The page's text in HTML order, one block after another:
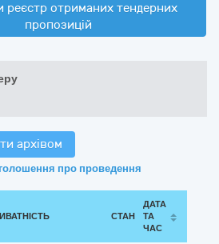
реєстр отриманих тендерних
пропозицій
архівом
про проведення
СТАН
ДАТА
ТА
ЧАС